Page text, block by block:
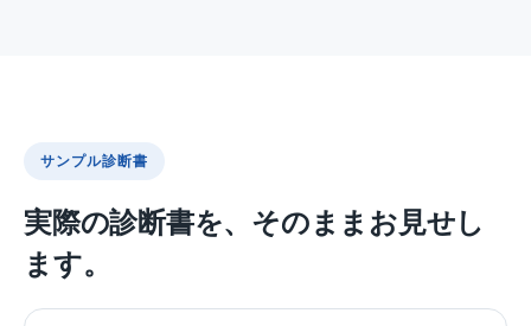
サンプル診断書
実際の診断書を、そのままお見せし
ます。